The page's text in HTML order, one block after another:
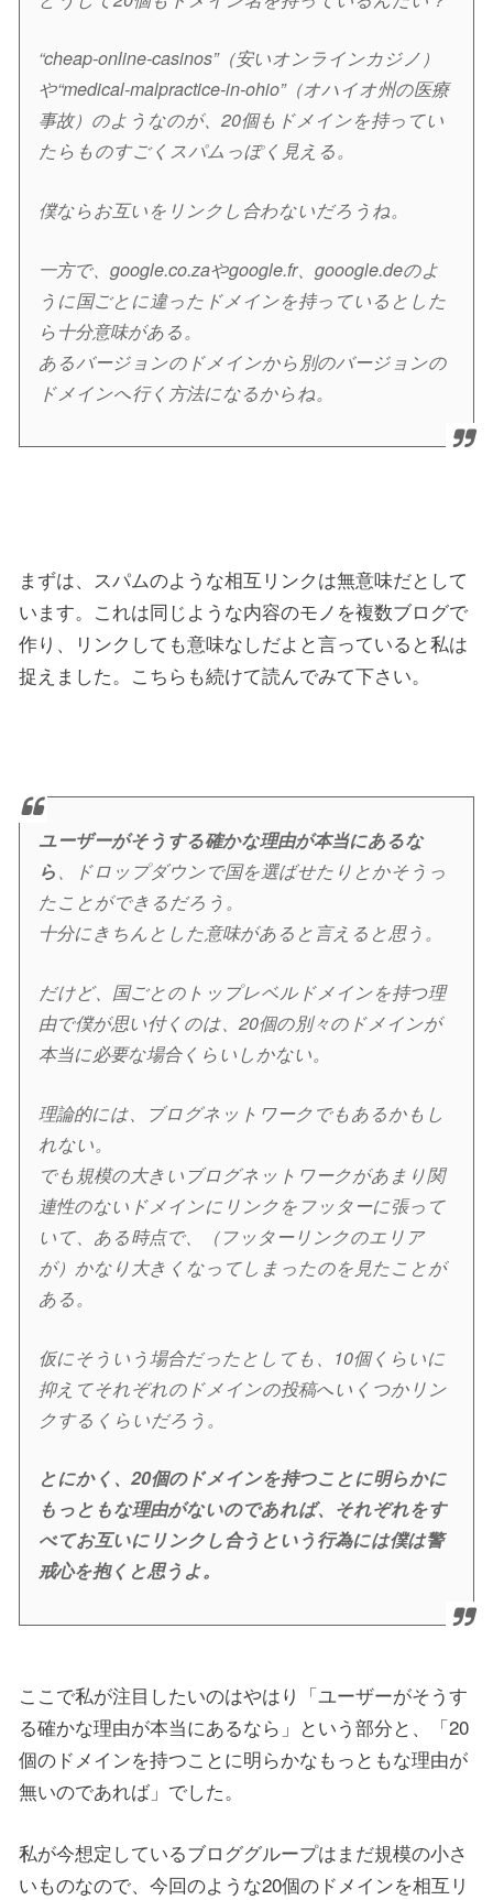
“cheap-online-casinos”（安いオンラインカジノ）
や“medical-malpractice-in-ohio”（オハイオ州の医療
事故）のようなのが、20個もドメインを持ってい
たらものすごくスパムっぽく見える。
僕ならお互いをリンクし合わないだろうね。
一方で、google.co.zaやgoogle.fr、gooogle.deのよ
うに国ごとに違ったドメインを持っているとした
ら十分意味がある。
あるバージョンのドメインから別のバージョンの
ドメインへ行く方法になるからね。
まずは、スパムのような相互リンクは無意味だとして
います。これは同じような内容のモノを複数ブログで
作り、リンクしても意味なしだよと言っていると私は
捉えました。こちらも続けて読んでみて下さい。
ユーザーがそうする確かな理由が本当にあるな
ら、ドロップダウンで国を選ばせたりとかそうっ
たことができるだろう。
十分にきちんとした意味があると言えると思う。
だけど、国ごとのトップレベルドメインを持つ理
由で僕が思い付くのは、20個の別々のドメインが
本当に必要な場合くらいしかない。
理論的には、ブログネットワークでもあるかもし
れない。
でも規模の大きいブログネットワークがあまり関
連性のないドメインにリンクをフッターに張って
いて、ある時点で、（フッターリンクのエリア
が）かなり大きくなってしまったのを見たことが
ある。
仮にそういう場合だったとしても、10個くらいに
抑えてそれぞれのドメインの投稿へいくつかリン
クするくらいだろう。
とにかく、20個のドメインを持つことに明らかに
もっともな理由がないのであれば、それぞれをす
べてお互いにリンクし合うという行為には僕は警
戒心を抱くと思うよ。
ここで私が注目したいのはやはり「ユーザーがそうす
る確かな理由が本当にあるなら」という部分と、「20
個のドメインを持つことに明らかなもっともな理由が
無いのであれば」でした。
私が今想定しているブロググループはまだ規模の小さ
いものなので、今回のような20個のドメインを相互リ